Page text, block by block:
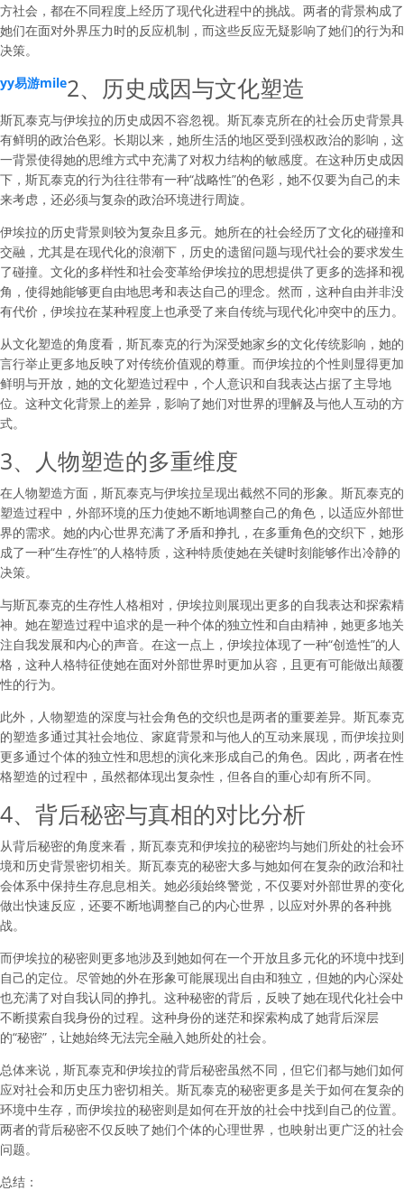
方社会，都在不同程度上经历了现代化进程中的挑战。两者的背景构成了
她们在面对外界压力时的反应机制，而这些反应无疑影响了她们的行为和
决策。
yy易游mile2、历史成因与文化塑造
斯瓦泰克与伊埃拉的历史成因不容忽视。斯瓦泰克所在的社会历史背景具
有鲜明的政治色彩。长期以来，她所生活的地区受到强权政治的影响，这
一背景使得她的思维方式中充满了对权力结构的敏感度。在这种历史成因
下，斯瓦泰克的行为往往带有一种“战略性”的色彩，她不仅要为自己的未
来考虑，还必须与复杂的政治环境进行周旋。
伊埃拉的历史背景则较为复杂且多元。她所在的社会经历了文化的碰撞和
交融，尤其是在现代化的浪潮下，历史的遗留问题与现代社会的要求发生
了碰撞。文化的多样性和社会变革给伊埃拉的思想提供了更多的选择和视
角，使得她能够更自由地思考和表达自己的理念。然而，这种自由并非没
有代价，伊埃拉在某种程度上也承受了来自传统与现代化冲突中的压力。
从文化塑造的角度看，斯瓦泰克的行为深受她家乡的文化传统影响，她的
言行举止更多地反映了对传统价值观的尊重。而伊埃拉的个性则显得更加
鲜明与开放，她的文化塑造过程中，个人意识和自我表达占据了主导地
位。这种文化背景上的差异，影响了她们对世界的理解及与他人互动的方
式。
3、人物塑造的多重维度
在人物塑造方面，斯瓦泰克与伊埃拉呈现出截然不同的形象。斯瓦泰克的
塑造过程中，外部环境的压力使她不断地调整自己的角色，以适应外部世
界的需求。她的内心世界充满了矛盾和挣扎，在多重角色的交织下，她形
成了一种“生存性”的人格特质，这种特质使她在关键时刻能够作出冷静的
决策。
与斯瓦泰克的生存性人格相对，伊埃拉则展现出更多的自我表达和探索精
神。她在塑造过程中追求的是一种个体的独立性和自由精神，她更多地关
注自我发展和内心的声音。在这一点上，伊埃拉体现了一种“创造性”的人
格，这种人格特征使她在面对外部世界时更加从容，且更有可能做出颠覆
性的行为。
此外，人物塑造的深度与社会角色的交织也是两者的重要差异。斯瓦泰克
的塑造多通过其社会地位、家庭背景和与他人的互动来展现，而伊埃拉则
更多通过个体的独立性和思想的演化来形成自己的角色。因此，两者在性
格塑造的过程中，虽然都体现出复杂性，但各自的重心却有所不同。
4、背后秘密与真相的对比分析
从背后秘密的角度来看，斯瓦泰克和伊埃拉的秘密均与她们所处的社会环
境和历史背景密切相关。斯瓦泰克的秘密大多与她如何在复杂的政治和社
会体系中保持生存息息相关。她必须始终警觉，不仅要对外部世界的变化
做出快速反应，还要不断地调整自己的内心世界，以应对外界的各种挑
战。
而伊埃拉的秘密则更多地涉及到她如何在一个开放且多元化的环境中找到
自己的定位。尽管她的外在形象可能展现出自由和独立，但她的内心深处
也充满了对自我认同的挣扎。这种秘密的背后，反映了她在现代化社会中
不断摸索自我身份的过程。这种身份的迷茫和探索构成了她背后深层
的“秘密”，让她始终无法完全融入她所处的社会。
总体来说，斯瓦泰克和伊埃拉的背后秘密虽然不同，但它们都与她们如何
应对社会和历史压力密切相关。斯瓦泰克的秘密更多是关于如何在复杂的
环境中生存，而伊埃拉的秘密则是如何在开放的社会中找到自己的位置。
两者的背后秘密不仅反映了她们个体的心理世界，也映射出更广泛的社会
问题。
总结：